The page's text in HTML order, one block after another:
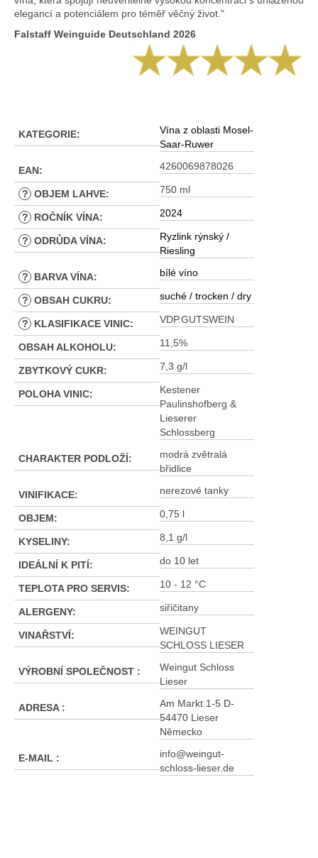
elegancí a potenciálem pro téměř věčný život."
Falstaff Weinguide Deutschland 2026
KATEGORIE:
Vína z oblasti Mosel-
Saar-Ruwer
EAN: 4260069878026
? OBJEM LAHVE: 750 ml
? ROČNÍK VÍNA: 2024
? ODRŮDA VÍNA:
Ryzlink rýnský /
Riesling
? BARVA VÍNA: bílé víno
? OBSAH CUKRU: suché / trocken / dry
? KLASIFIKACE VINIC: VDP.GUTSWEIN
OBSAH ALKOHOLU: 11,5%
ZBYTKOVÝ CUKR: 7,3 g/l
POLOHA VINIC:
Kestener
Paulinshofberg &
Lieserer
Schlossberg
CHARAKTER PODLOŽÍ:
modrá zvětralá
břidlice
VINIFIKACE: nerezové tanky
OBJEM: 0,75 l
KYSELINY: 8,1 g/l
IDEÁLNÍ K PITÍ: do 10 let
TEPLOTA PRO SERVIS: 10 - 12 °C
ALERGENY: siřičitany
VINAŘSTVÍ:
WEINGUT
SCHLOSS LIESER
VÝROBNÍ SPOLEČNOST :
Weingut Schloss
Lieser
ADRESA :
Am Markt 1-5 D-
54470 Lieser
Německo
E-MAIL :
info@weingut-
schloss-lieser.de